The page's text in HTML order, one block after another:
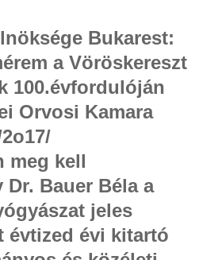
Bukarest:
a Vöröskereszt
100.évfordulóján
Orvosi Kamara
meg kell
Bauer Béla a
jeles
évtized évi kitartó